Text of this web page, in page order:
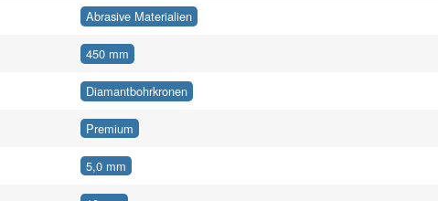
Abrasive Materialien
450 mm
Diamantbohrkronen
Premium
5,0 mm